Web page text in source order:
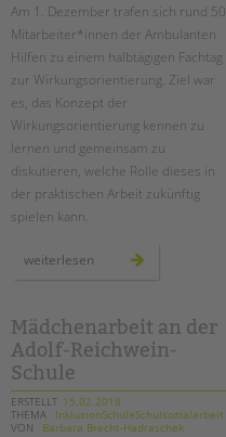
EINGLIEDERUNGSHILFE
BETREUTES WOHNEN
TANDEM BTL AKADEMIE
Zertfikatskurse
Seminarkalender
PROFIL | LEITBILD
Bereiche im Überblick
Kinder- und Jugendschutz
Unsere Videos
Am 1. Dezember trafen sich rund 50
Mitarbeiter*innen der Ambulanten
Hilfen zu einem halbtägigen Fachtag
zur Wirkungsorientierung. Ziel war
es, das Konzept der
Wirkungsorientierung kennen zu
lernen und gemeinsam zu
diskutieren, welche Rolle dieses in
der praktischen Arbeit zukünftig
spielen kann.
weiterlesen wirkungsorientierung
–
ein
fachtag
bei
tandem
btl
Mädchenarbeit an der
Adolf-Reichwein-
Schule
ERSTELLT 15.02.2018
THEMA
InklusionSchuleSchulsozialarbeit
VON
Barbara Brecht-Hadraschek